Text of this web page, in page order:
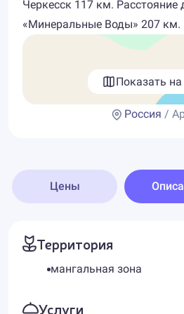
Черкесск 117 км. Расстояние
«Минеральные Воды» 207 км.
Показать на
Россия /
Цены
Территория
мангальная зона
Услуги